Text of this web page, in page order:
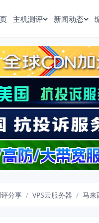
主机测评 新闻动态
分享 / VPS云服务器 / 马来